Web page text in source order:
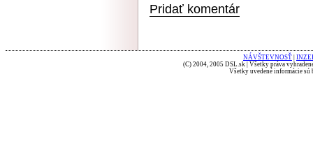
Pridať komentár
NÁVŠTEVNOSŤ
(C) 2004, 2005 DSL.sk | Všetky práva
Všetky uvedené informácie sú